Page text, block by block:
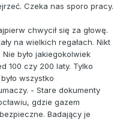
Czeka nas sporo pracy.
chwycił się za głowę.
na wielkich regałach. Nikt
było jakiegokolwiek
100 czy 200 laty. Tylko
wszystko
- Stare dokumenty
gdzie gazem
Badający je